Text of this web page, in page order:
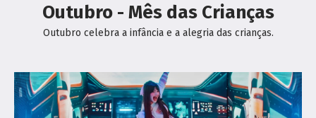
Outubro - Mês das Crianças
Outubro celebra a infância e a alegria das crianças.